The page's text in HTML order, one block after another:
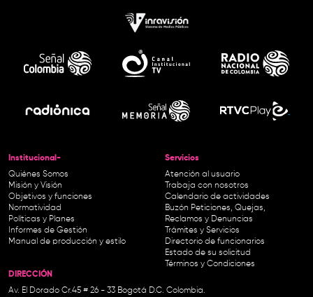
Institucional-
Quiénes Somos
Misión y Visión
Objetivos y funciones
Normatividad
Políticas y Planes
Informes de Gestión
Manual de producción y estilo
Servicios
Atención al usuario
Trabaja con nosotros
Calendario de actividades
Buzón Peticiones, Quejas,
Reclamos y Denuncias
Trámites y Servicios
Directorio de funcionarios
Estado de su solicitud
Términos y Condiciones
DIRECCIÓN
Av. El Dorado Cr.45 # 26 - 33 Bogotá D.C. Colombia.